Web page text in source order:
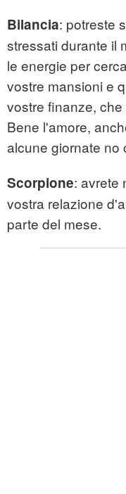
Bilancia: potreste
stressati durante il
le energie per
vostre mansioni e
vostre finanze,
Bene l'amore,
alcune giornate no
Scorpione: avrete
vostra relazione
parte del mese.